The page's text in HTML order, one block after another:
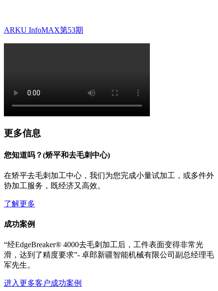
ARKU InfoMAX第53期
更多信息
您知道吗？(矫平和去毛刺中心)
在矫平去毛刺加工中心，我们为您完成小量试加工，或多件外
协加工服务，既经济又高效。
了解更多
成功案例
“经EdgeBreaker® 4000去毛刺加工后，工件表面变得非常光
滑，达到了精度要求”- 卓郎新疆智能机械有限公司副总经理毛
军先生。
进入更多客户成功案例